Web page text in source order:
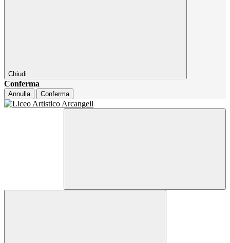
Chiudi
Conferma
Annulla Conferma